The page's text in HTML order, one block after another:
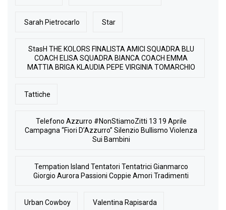
Sarah Pietrocarlo Star
StasH THE KOLORS FINALISTA AMICI SQUADRA BLU
COACH ELISA SQUADRA BIANCA COACH EMMA
MATTIA BRIGA KLAUDIA PEPE VIRGINIA TOMARCHIO
Tattiche
Telefono Azzurro #NonStiamoZitti 13 19 Aprile
Campagna “Fiori D’Azzurro” Silenzio Bullismo Violenza
Sui Bambini
Tempation Island Tentatori Tentatrici Gianmarco
Giorgio Aurora Passioni Coppie Amori Tradimenti
Urban Cowboy Valentina Rapisarda